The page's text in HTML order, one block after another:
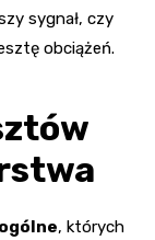
sygnał, czy
obciążeń.
, których